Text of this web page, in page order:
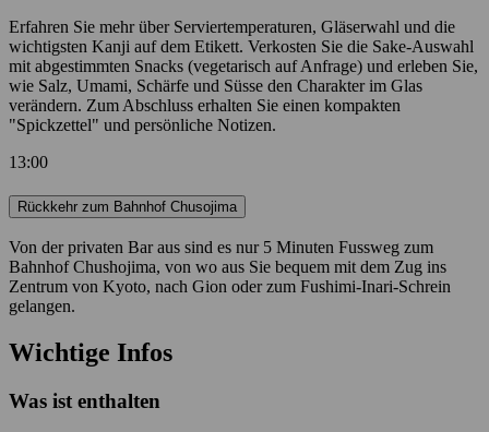
Erfahren Sie mehr über Serviertemperaturen, Gläserwahl und die
wichtigsten Kanji auf dem Etikett. Verkosten Sie die Sake-Auswahl
mit abgestimmten Snacks (vegetarisch auf Anfrage) und erleben Sie,
wie Salz, Umami, Schärfe und Süsse den Charakter im Glas
verändern. Zum Abschluss erhalten Sie einen kompakten
"Spickzettel" und persönliche Notizen.
13:00
Rückkehr zum Bahnhof Chusojima
Von der privaten Bar aus sind es nur 5 Minuten Fussweg zum
Bahnhof Chushojima, von wo aus Sie bequem mit dem Zug ins
Zentrum von Kyoto, nach Gion oder zum Fushimi-Inari-Schrein
gelangen.
Wichtige Infos
Was ist enthalten